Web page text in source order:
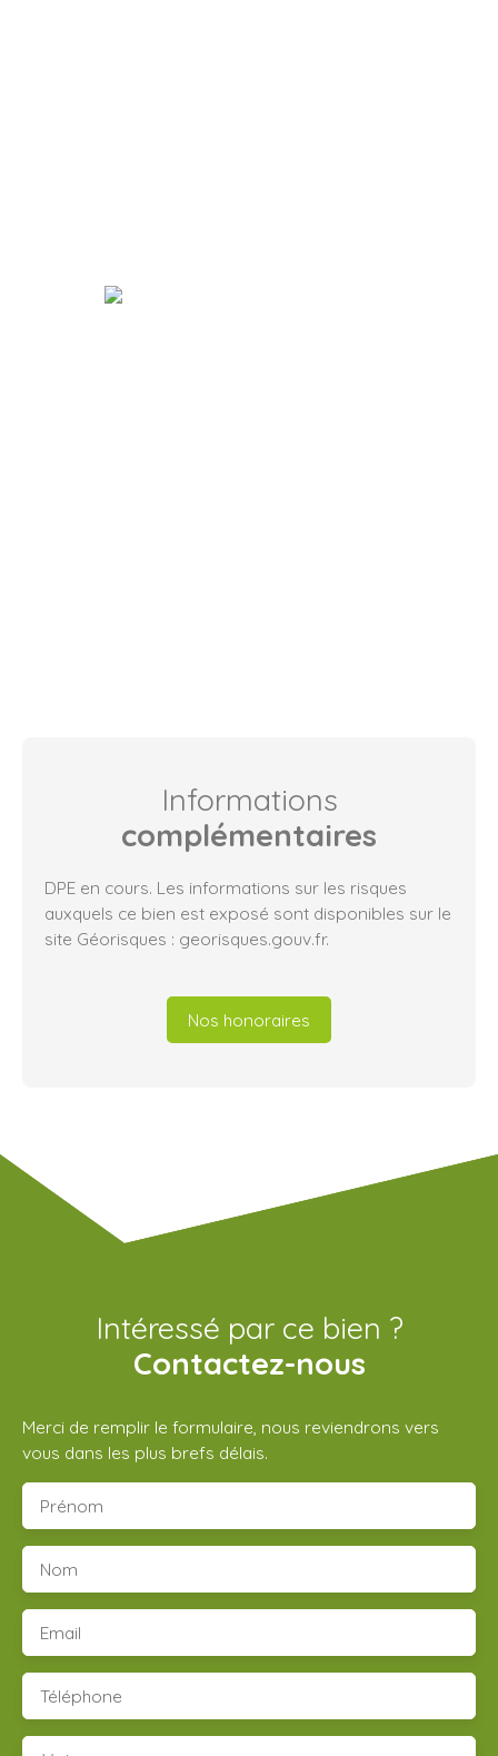
Informations
complémentaires
DPE en cours. Les informations sur les risques
auxquels ce bien est exposé sont disponibles sur le
site Géorisques : georisques.gouv.fr.
Nos honoraires
Intéressé par ce bien ?
Contactez-nous
Merci de remplir le formulaire, nous reviendrons vers
vous dans les plus brefs délais.
Prénom
Nom
Email
Téléphone